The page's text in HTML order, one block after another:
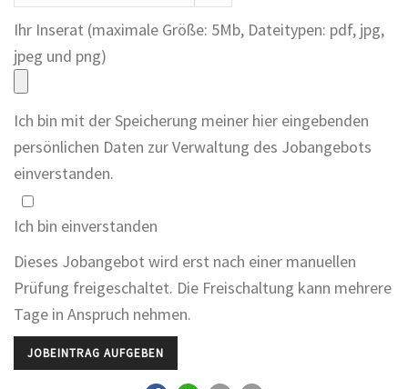
Ihr Inserat (maximale Größe: 5Mb, Dateitypen: pdf, jpg,
jpeg und png)
Ich bin mit der Speicherung meiner hier eingebenden
persönlichen Daten zur Verwaltung des Jobangebots
einverstanden.
Ich bin einverstanden
Bitte lassen Sie dieses Feld leer.
Dieses Jobangebot wird erst nach einer manuellen
Prüfung freigeschaltet. Die Freischaltung kann mehrere
Tage in Anspruch nehmen.
Bitte lassen Sie dieses Feld leer.